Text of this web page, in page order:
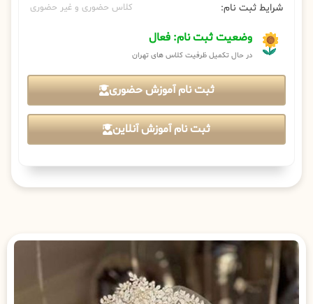
شرایط ثبت نام: کلاس حضوری و غیر حضوری
وضعیت ثبت نام: فعال
در حال تکمیل ظرفیت کلاس های تهران
ثبت نام آموزش حضوری
ثبت نام آموزش آنلاین